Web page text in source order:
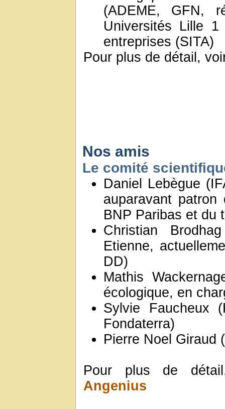
(ADEME, GFN,
Universités Lille
entreprises (SITA)
Pour plus de détail,
Nos amis
Le comité
Daniel Lebègue
auparavant
BNP Paribas et du
Christian
Etienne,
DD)
Mathis
écologique, en
Sylvie Faucheux
Fondaterra)
Pierre Noel Giraud
Pour plus de
Angenius